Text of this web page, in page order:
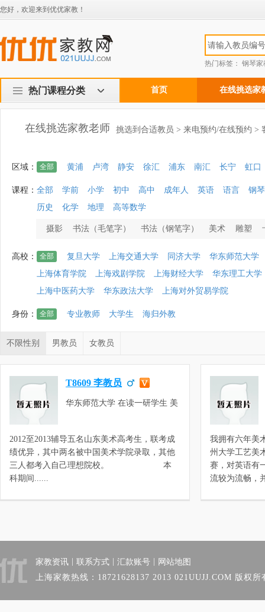
您好，欢迎来到优优家教！
热门标签： 钢琴家
热门课程分类 首页 在线挑选家
在线挑选家教老师 挑选到合适教员 > 来电预约/在线预约 >
区域： 全部 黄浦 卢湾 静安 徐汇 浦东 南汇 长宁 虹口
课程： 全部 学前 小学 初中 高中 成年人 英语 语言
钢琴
历史
化学 地理 高等数学
摄影 书法（毛笔字） 书法（钢笔字） 美术 雕塑
高校： 全部 复旦大学 上海交通大学 同济大学
华东师范大学
上海体育学院
上海戏剧学院 上海财经大学
华东理工大学
上海中医药大学
华东政法大学 上海对外贸易学院
身份： 全部 专业教师 大学生 海归外教
不限性别 男教员 女教员
T8609 李教员
华东师范大学 在读一研学生 美
2012至2013辅导五名山东美术高考生，联考成
绩优异，其中两名被中国美术学院录取，其他
三人都考入自己理想院校。 本
科期间......
我拥有六年美
州大学工艺美
赛，对英语有
流较为流畅，
家教资讯 联系方式 汇款账号
网站地图
上海家教热线：18721628137 2013 021UUJJ.COM 版权